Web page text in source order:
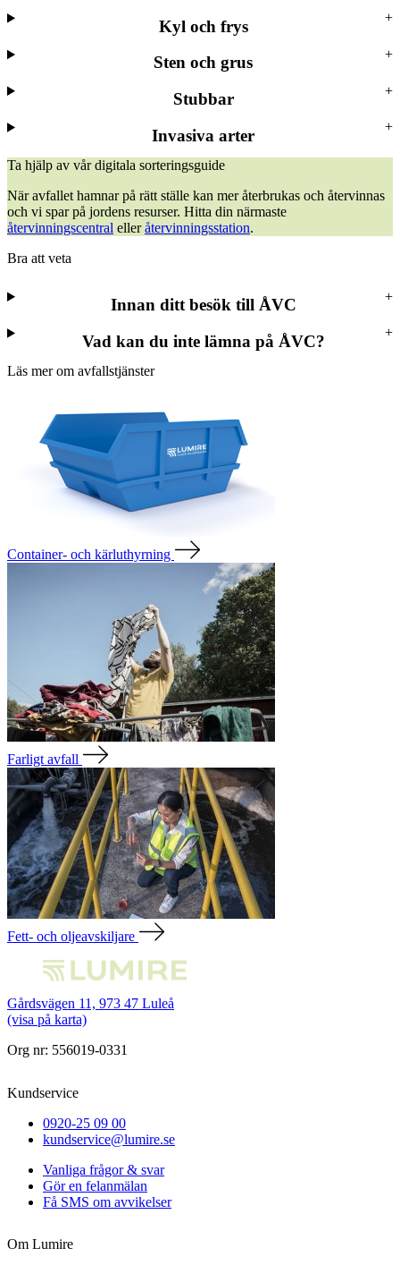
Kyl och frys
Sten och grus
Stubbar
Invasiva arter
Ta hjälp av vår digitala sorteringsguide
När avfallet hamnar på rätt ställe kan mer återbrukas och återvinnas
och vi spar på jordens resurser. Hitta din närmaste
återvinningscentral elleråtervinningsstation.
Bra att veta
Innan ditt besök till ÅVC
Vad kan du inte lämna på ÅVC?
Läs mer om avfallstjänster
Container- och kärluthyrning
Farligt avfall
Fett- och oljeavskiljare
Gårdsvägen 11, 973 47 Luleå
(visa på karta)
Org nr: 556019-0331
Kundservice
0920-25 09 00
kundservice@lumire.se
Vanliga frågor & svar
Gör en felanmälan
Få SMS om avvikelser
Om Lumire